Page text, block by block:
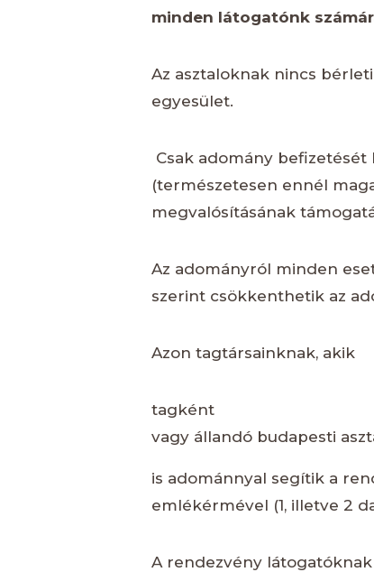
minden látogatónk
Az asztaloknak nincs
egyesület.
Csak adomány
(természetesen ennél
megvalósításának
Az adományról minden
szerint csökkenthetik az
Azon tagtársainknak, akik
tagként
vagy állandó budapesti
is adománnyal segítik a
emlékérmével (1, illetve 2
A rendezvény